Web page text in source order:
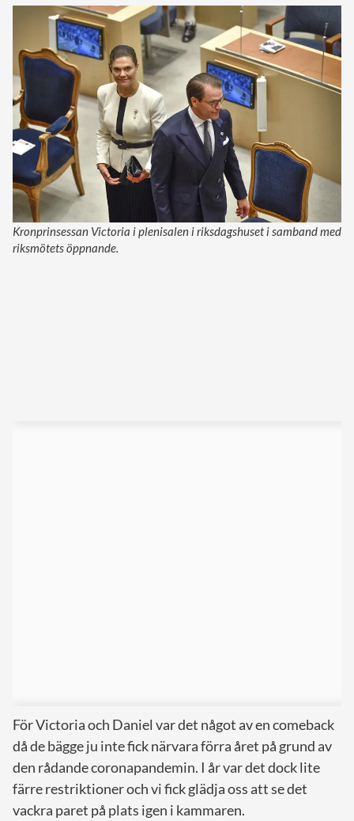
Kronprinsessan Victoria i plenisalen i riksdagshuset i samband med
riksmötets öppnande.
För Victoria och Daniel var det något av en comeback
då de bägge ju inte fick närvara förra året på grund av
den rådande coronapandemin. I år var det dock lite
färre restriktioner och vi fick glädja oss att se det
vackra paret på plats igen i kammaren.